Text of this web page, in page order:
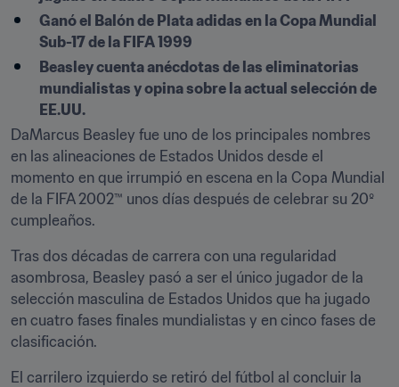
Ganó el Balón de Plata adidas en la Copa Mundial
Sub-17 de la FIFA 1999
Beasley cuenta anécdotas de las eliminatorias
mundialistas y opina sobre la actual selección de
EE.UU.
DaMarcus Beasley fue uno de los principales nombres
en las alineaciones de Estados Unidos desde el
momento en que irrumpió en escena en la Copa Mundial
de la FIFA 2002™ unos días después de celebrar su 20º
cumpleaños.
Tras dos décadas de carrera con una regularidad
asombrosa, Beasley pasó a ser el único jugador de la
selección masculina de Estados Unidos que ha jugado
en cuatro fases finales mundialistas y en cinco fases de
clasificación.
El carrilero izquierdo se retiró del fútbol al concluir la